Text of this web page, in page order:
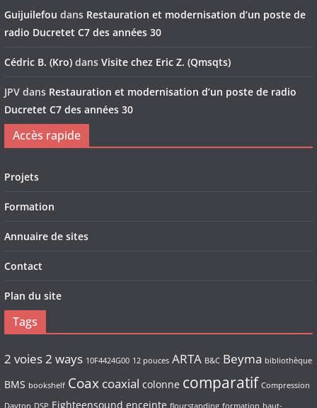
Guijuilefou dans Restauration et modernisation d’un poste de
radio Ducretet C7 des années 30
Cédric B. (Kro) dans Visite chez Eric Z. (Qmsqts)
JPV dans Restauration et modernisation d’un poste de radio
Ducretet C7 des années 30
Accès rapide
Projets
Formation
Annuaire de sites
Contact
Plan du site
Tags
2 voies2 ways 10F4424G00 12 pouces ARTA B&C Beyma bibliothèque
BMS bookshelf Coax coaxial colonne comparatif Compression
Eighteensound enceinte